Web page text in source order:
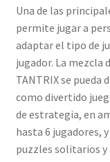
Una de las
permite jugar a
adaptar el tipo de
jugador. La mezcla
TANTRIX se
como divertido
de estrategia, en
hasta 6 jugadores,
puzzles solitarios y